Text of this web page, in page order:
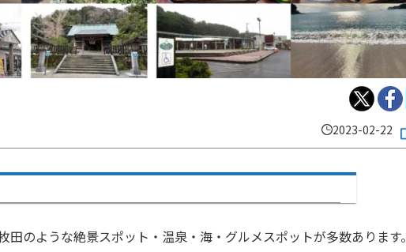
2023-02-22
のような絶景スポット・温泉・海・グルメスポットが多数あります。